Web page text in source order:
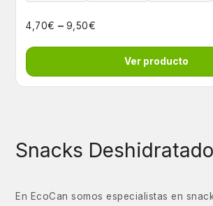
4,70€ – 9,50€
Ver producto
Snacks
En EcoCan somos especialistas en